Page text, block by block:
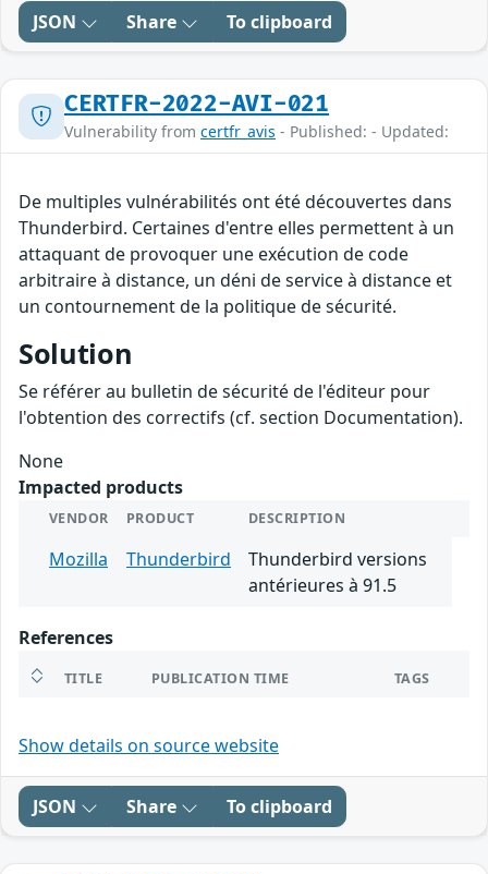
JSON Share To clipboard
CERTFR-2022-AVI-021
Vulnerability from certfr_avis - Published: - Updated:
De multiples vulnérabilités ont été découvertes dans
Thunderbird. Certaines d'entre elles permettent à un
attaquant de provoquer une exécution de code
arbitraire à distance, un déni de service à distance et
un contournement de la politique de sécurité.
Solution
Se référer au bulletin de sécurité de l'éditeur pour
l'obtention des correctifs (cf. section Documentation).
None
Impacted products
VENDOR PRODUCT DESCRIPTION
Mozilla Thunderbird
Thunderbird versions
antérieures à 91.5
References
TITLE PUBLICATION TIME TAGS
Show details on source website
JSON Share To clipboard